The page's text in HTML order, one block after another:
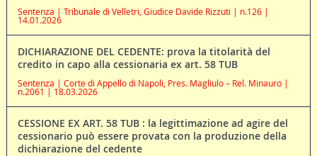
Sentenza | Tribunale di Velletri, Giudice Davide Rizzuti | n.126 |
14.01.2026
DICHIARAZIONE DEL CEDENTE: prova la titolarità del
credito in capo alla cessionaria ex art. 58 TUB
Sentenza | Corte di Appello di Napoli, Pres. Magliulo – Rel. Minauro |
n.2061 | 18.03.2026
CESSIONE EX ART. 58 TUB : la legittimazione ad agire del
cessionario può essere provata con la produzione della
dichiarazione del cedente